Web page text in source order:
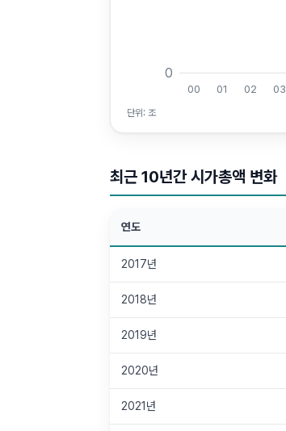
0
00 01 02 03
단위: 조
최근 10년간 시가총액 변화
연도
2017년
2018년
2019년
2020년
2021년